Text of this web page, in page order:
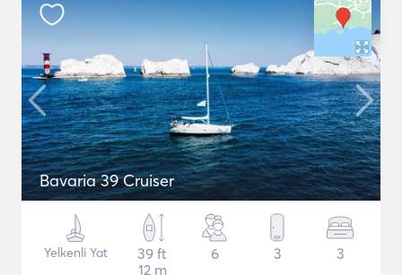
Bavaria 39 Cruiser
Yelkenli Yat
39 ft
12 m
6 3 3